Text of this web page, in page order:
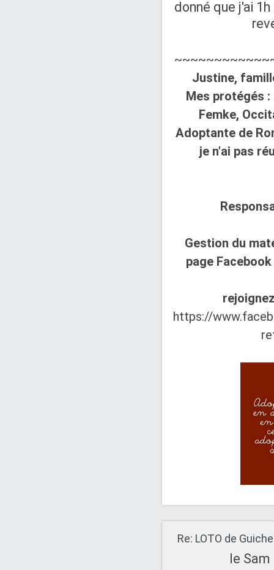
donné que j'ai
Justine,
Mes protégés :
Femke,
Adoptante de
je n'ai pas
Gestion du
page
https://
le Sam